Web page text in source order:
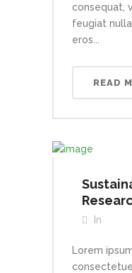
consequat,
feugiat
eros...
READ
In
Lorem